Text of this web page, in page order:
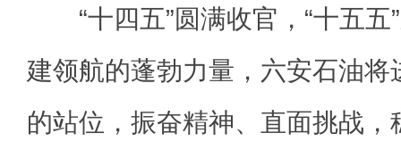
“十四五”圆满收官，“十五五
建领航的蓬勃力量，六安石油
的站位，振奋精神、直面挑战